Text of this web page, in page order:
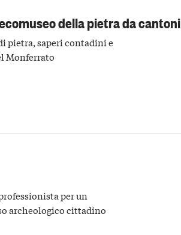
della pietra da cantoni
pietra, saperi contadini e
Monferrato
per un
archeologico cittadino